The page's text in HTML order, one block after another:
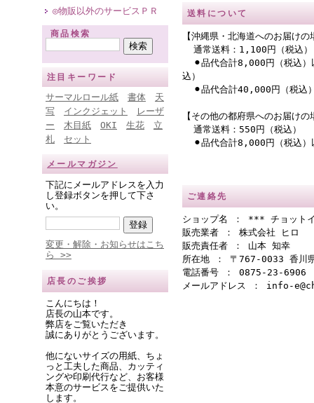
◎物販以外のサービスＰＲ
商品検索
注目キーワード
サーマルロール紙 書体
天
写
インクジェット
レーザ
ー
木目紙 OKI 生花
立
札
セット
メールマガジン
下記にメールアドレスを入力
し登録ボタンを押して下さ
い。
変更・解除・お知らせはこち
ら >>
店長のご挨拶
こんにちは！
店長の山本です。
弊店をご覧いただき
誠にありがとうございます。
他にないサイズの用紙、ちょ
っと工夫した商品、カッティ
ングや印刷代行など、お客様
本意のサービスをご提供いた
します。
送料について
【沖縄県・北海道へのお届けの
通常送料：1,100円（税込）
⚫︎品代合計8,000円（税込）
込）
⚫︎品代合計40,000円（税込
【その他の都府県へのお届けの
通常送料：550円（税込）
⚫︎品代合計8,000円（税込）
ご連絡先
ショップ名 ： *** チョット
販売業者 ： 株式会社 ヒロ
販売責任者 ： 山本 知幸
所在地 ： 〒767-0033 香川
電話番号 ： 0875-23-6906
メールアドレス ： info-